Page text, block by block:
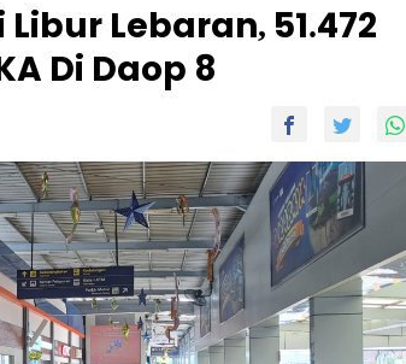
Lebaran, 51.472
Di Daop 8